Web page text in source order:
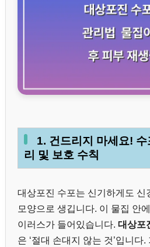
1. 건드리지 마세요!
리 및 보호 수칙
대상포진 수포는 신기하게도 신
모양으로 생깁니다. 이 물집 안
이러스가 들어있습니다. 대상포
은 ‘절대 손대지 않는 것’입니다